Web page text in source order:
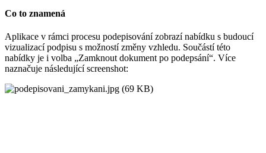
Co to znamená
Aplikace v rámci procesu podepisování zobrazí nabídku s budoucí
vizualizací podpisu s možností změny vzhledu. Součástí této
nabídky je i volba „Zamknout dokument po podepsání“. Více
naznačuje následující screenshot: